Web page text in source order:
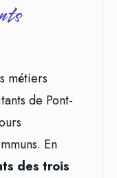
métiers
de Pont-
En
des trois